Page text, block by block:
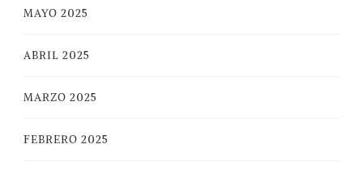
MAYO 2025
ABRIL 2025
MARZO 2025
FEBRERO 2025